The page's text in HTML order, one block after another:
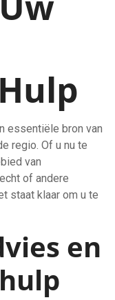
essentiële bron van
regio. Of u nu te
van
of andere
staat klaar om u te
en